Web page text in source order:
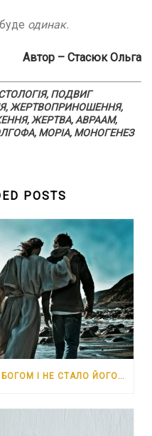
одинак.
Автор – Стасюк Ольга
ПОДВИГ
ЖЕРТВОПРИНОШЕННЯ,
ЖЕРТВА, АВРААМ,
МОРІА, МОНОГЕНЕЗ
POSTS
І НЕ СТАЛО ЙОГО…